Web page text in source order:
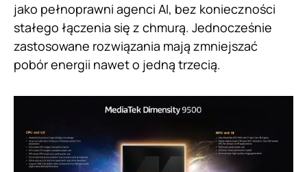
jako pełnoprawni agenci AI, bez konieczności
stałego łączenia się z chmurą. Jednocześnie
zastosowane rozwiązania mają zmniejszać
pobór energii nawet o jedną trzecią.